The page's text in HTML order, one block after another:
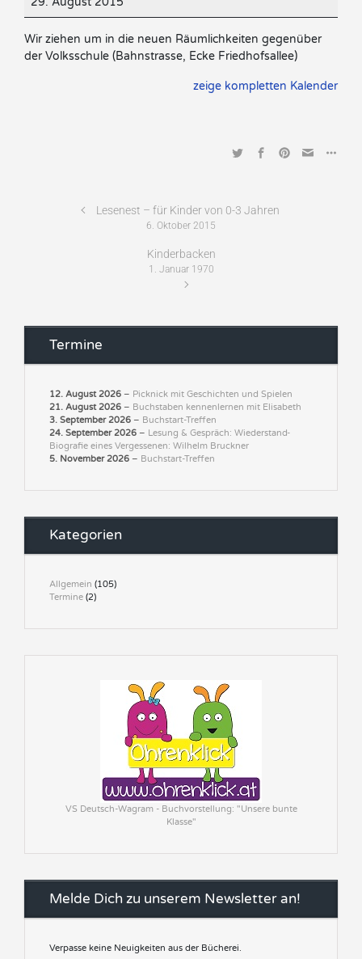
Wir ziehen um in die neuen Räumlichkeiten gegenüber
der Volksschule (Bahnstrasse, Ecke Friedhofsallee)
zeige kompletten Kalender
Lesenest – für Kinder von 0-3 Jahren
6. Oktober 2015
Kinderbacken
1. Januar 1970
Termine
12. August 2026 – Picknick mit Geschichten und Spielen
21. August 2026 – Buchstaben kennenlernen mit Elisabeth
3. September 2026 – Buchstart-Treffen
24. September 2026 – Lesung & Gespräch: Wiederstand-
Biografie eines Vergessenen: Wilhelm Bruckner
5. November 2026 – Buchstart-Treffen
Kategorien
Allgemein (105)
Termine (2)
VS Deutsch-Wagram - Buchvorstellung: "Unsere bunte
Klasse"
Melde Dich zu unserem Newsletter an!
Verpasse keine Neuigkeiten aus der Bücherei.